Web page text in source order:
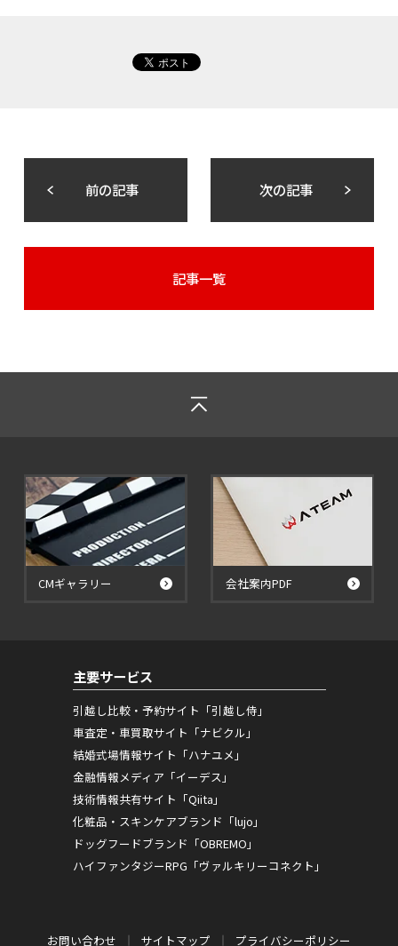
前の記事 次の記事
記事一覧
CMギャラリー 会社案内PDF
主要サービス
引越し比較・予約サイト「引越し侍」
車査定・車買取サイト「ナビクル」
結婚式場情報サイト「ハナユメ」
金融情報メディア「イーデス」
技術情報共有サイト「Qiita」
化粧品・スキンケアブランド「lujo」
ドッグフードブランド「OBREMO」
ハイファンタジーRPG「ヴァルキリーコネクト」
お問い合わせ サイトマップ プライバシーポリシー